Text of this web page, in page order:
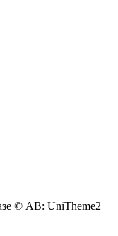
© AB: UniTheme2